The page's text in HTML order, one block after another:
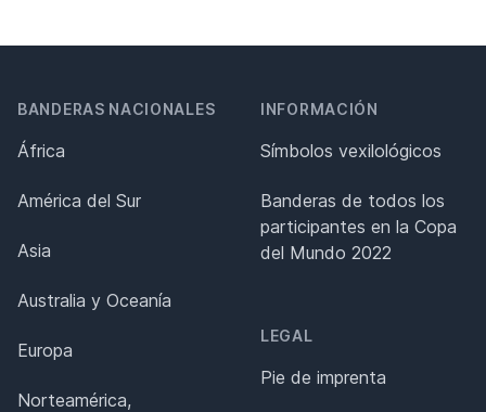
BANDERAS NACIONALES
África
América del Sur
Asia
Australia y Oceanía
Europa
Norteamérica,
INFORMACIÓN
Símbolos vexilológicos
Banderas de todos los
participantes en la Copa
del Mundo 2022
LEGAL
Pie de imprenta